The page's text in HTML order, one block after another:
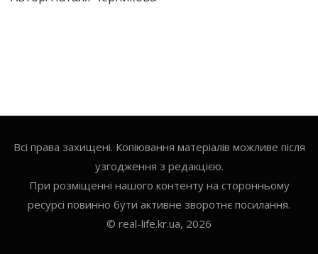
Всі права захищені. Копіювання матеріалів можливе після
узгодження з редакцією.
При розміщенні нашого контенту на сторонньому
ресурсі повинно бути активне зворотнє посилання.
© real-life.kr.ua, 2026